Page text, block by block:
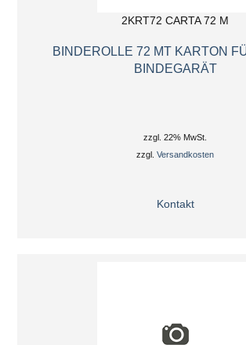
2KRT72 CARTA 72 M
BINDEROLLE 72 MT KARTON
BINDEGARÄT
zzgl. 22% MwSt.
zzgl.Versandkosten
Kontakt